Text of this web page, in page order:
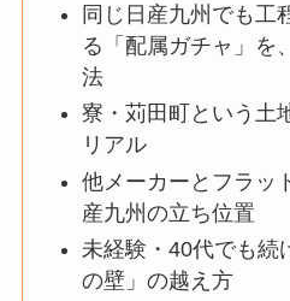
同じ日産九州でも工
る「配属ガチャ」を
法
寮・苅田町という土
リアル
他メーカーとフラッ
産九州の立ち位置
未経験・40代でも続
の壁」の越え方